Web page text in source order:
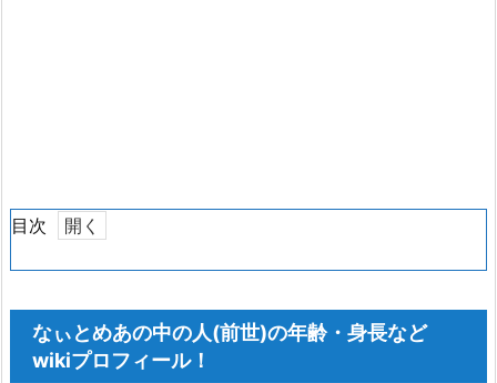
目次
ぃ
と
め
なぃとめあの中の人(前世)の年齢・身長など
wikiプロフィール！